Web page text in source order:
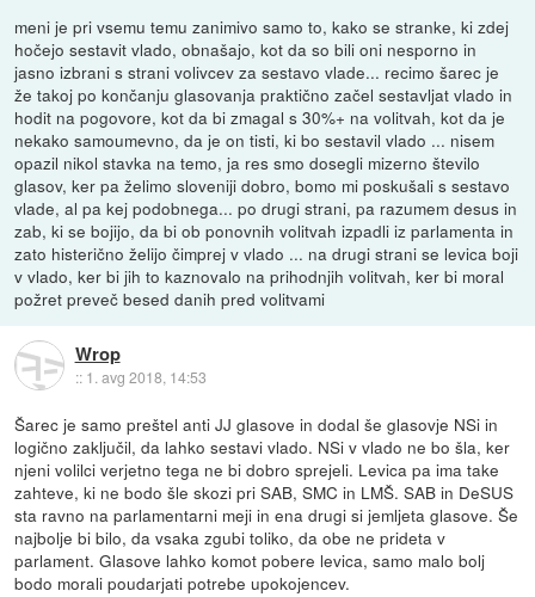
meni je pri vsemu temu zanimivo samo to, kako se stranke, ki zdej
hočejo sestavit vlado, obnašajo, kot da so bili oni nesporno in
jasno izbrani s strani volivcev za sestavo vlade... recimo šarec je
že takoj po končanju glasovanja praktično začel sestavljat vlado in
hodit na pogovore, kot da bi zmagal s 30%+ na volitvah, kot da je
nekako samoumevno, da je on tisti, ki bo sestavil vlado ... nisem
opazil nikol stavka na temo, ja res smo dosegli mizerno število
glasov, ker pa želimo sloveniji dobro, bomo mi poskušali s sestavo
vlade, al pa kej podobnega... po drugi strani, pa razumem desus in
zab, ki se bojijo, da bi ob ponovnih volitvah izpadli iz parlamenta in
zato histerično želijo čimprej v vlado ... na drugi strani se levica boji
v vlado, ker bi jih to kaznovalo na prihodnjih volitvah, ker bi moral
požret preveč besed danih pred volitvami
Wrop
:: 1. avg 2018, 14:53
Šarec je samo preštel anti JJ glasove in dodal še glasovje NSi in
logično zaključil, da lahko sestavi vlado. NSi v vlado ne bo šla, ker
njeni volilci verjetno tega ne bi dobro sprejeli. Levica pa ima take
zahteve, ki ne bodo šle skozi pri SAB, SMC in LMŠ. SAB in DeSUS
sta ravno na parlamentarni meji in ena drugi si jemljeta glasove. Še
najbolje bi bilo, da vsaka zgubi toliko, da obe ne prideta v
parlament. Glasove lahko komot pobere levica, samo malo bolj
bodo morali poudarjati potrebe upokojencev.